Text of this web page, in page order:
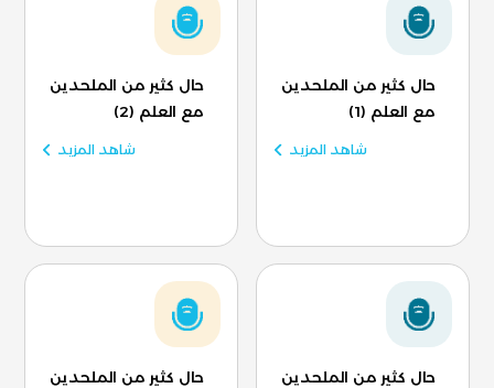
حال كثير من الملحدين
مع العلم (1)
شاهد المزيد
حال كثير من الملحدين
مع العلم (2)
شاهد المزيد
حال كثير من الملحدين
حال كثير من الملحدين